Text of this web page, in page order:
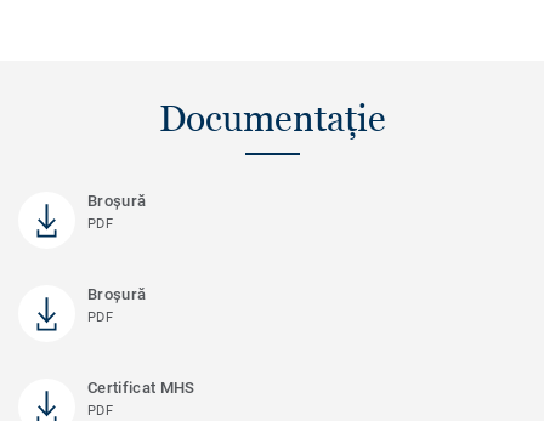
Documentație
Broşură
PDF
Broșură
PDF
Certificat MHS
PDF